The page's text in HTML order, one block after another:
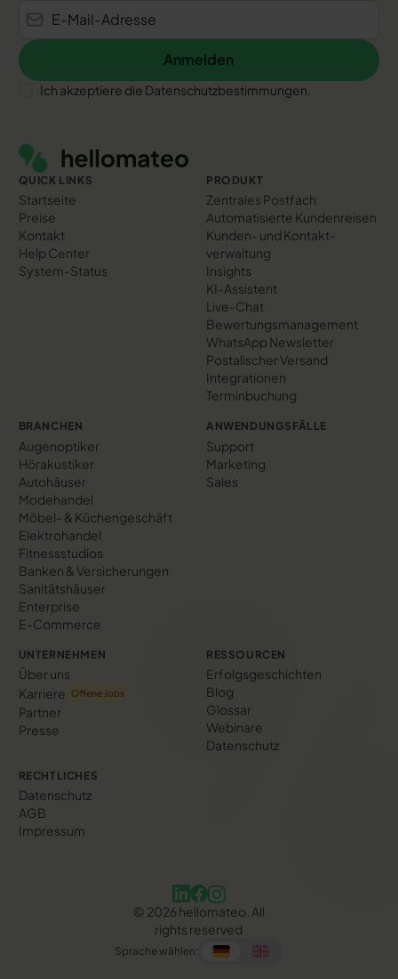
Anmelden
Anmelden
Ich akzeptiere die Datenschutzbestimmungen.
QUICK LINKS
Startseite
Preise
Kontakt
Help Center
System-Status
PRODUKT
Zentrales Postfach
Automatisierte Kundenreisen
Kunden- und Kontakt­
verwaltung
Insights
KI-Assistent
Live-Chat
Bewertungs­management
WhatsApp Newsletter
Postalischer Versand
Integrationen
Terminbuchung
BRANCHEN
Augenoptiker
Hörakustiker
Autohäuser
Modehandel
Möbel- & Küchengeschäft
Elektrohandel
Fitnessstudios
Banken & Versicherungen
Sanitätshäuser
Enterprise
E-Commerce
ANWENDUNGSFÄLLE
Support
Marketing
Sales
UNTERNEHMEN
Über uns
Karriere
Offene Jobs
Partner
Presse
RESSOURCEN
Erfolgs­geschichten
Blog
Glossar
Webinare
Datenschutz
RECHTLICHES
Datenschutz
AGB
Impressum
© 2026 hellomateo. All
rights reserved
Sprache wählen: